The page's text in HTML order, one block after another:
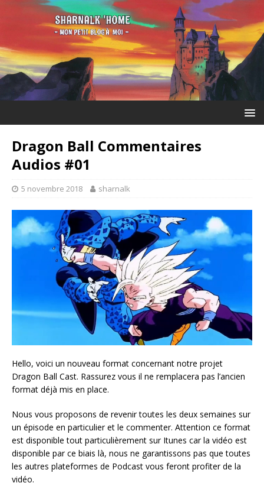
Dragon Ball Commentaires
Audios #01
5 novembre 2018 sharnalk
Hello, voici un nouveau format concernant notre projet
Dragon Ball Cast. Rassurez vous il ne remplacera pas l’ancien
format déjà mis en place.
Nous vous proposons de revenir toutes les deux semaines sur
un épisode en particulier et le commenter. Attention ce format
est disponible tout particulièrement sur Itunes car la vidéo est
disponible par ce biais là, nous ne garantissons pas que toutes
les autres plateformes de Podcast vous feront profiter de la
vidéo.